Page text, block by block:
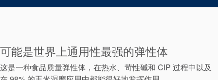
密封辅助系统
可能是世界上通用性最强的弹性体
这是一种食品质量弹性体，在热水、苛性碱和 CIP 过程中以及